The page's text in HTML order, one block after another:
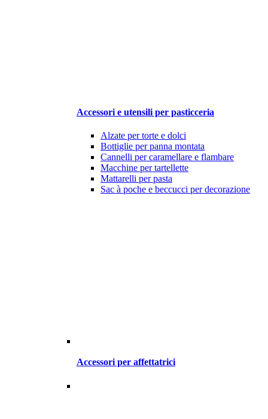
Accessori e utensili per pasticceria
Alzate per torte e dolci
Bottiglie per panna montata
Cannelli per caramellare e flambare
Macchine per tartellette
Mattarelli per pasta
Sac à poche e beccucci per decorazione
Accessori per affettatrici